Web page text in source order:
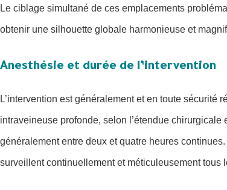
Le ciblage simultané de ces emplacements
obtenir une silhouette globale harmonieuse et
Anesthésie et durée de l’intervention
L’intervention est généralement et en toute
intraveineuse profonde, selon l’étendue
généralement entre deux et quatre heures
surveillent continuellement et méticuleusement tous